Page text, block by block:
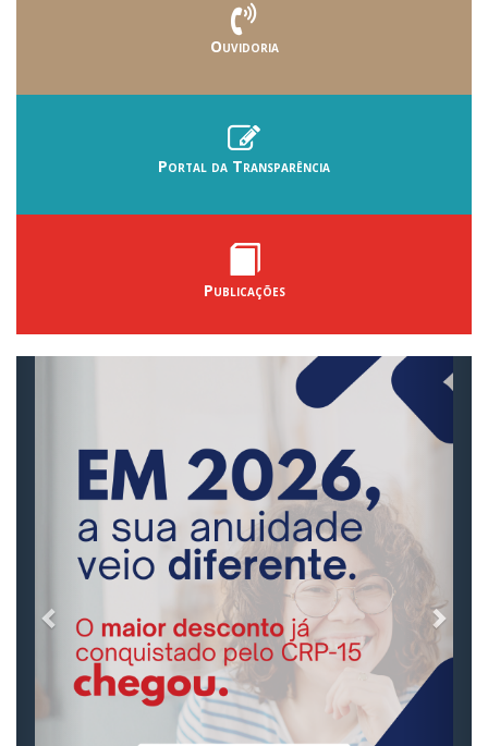
Ouvidoria
Portal da Transparência
Publicações